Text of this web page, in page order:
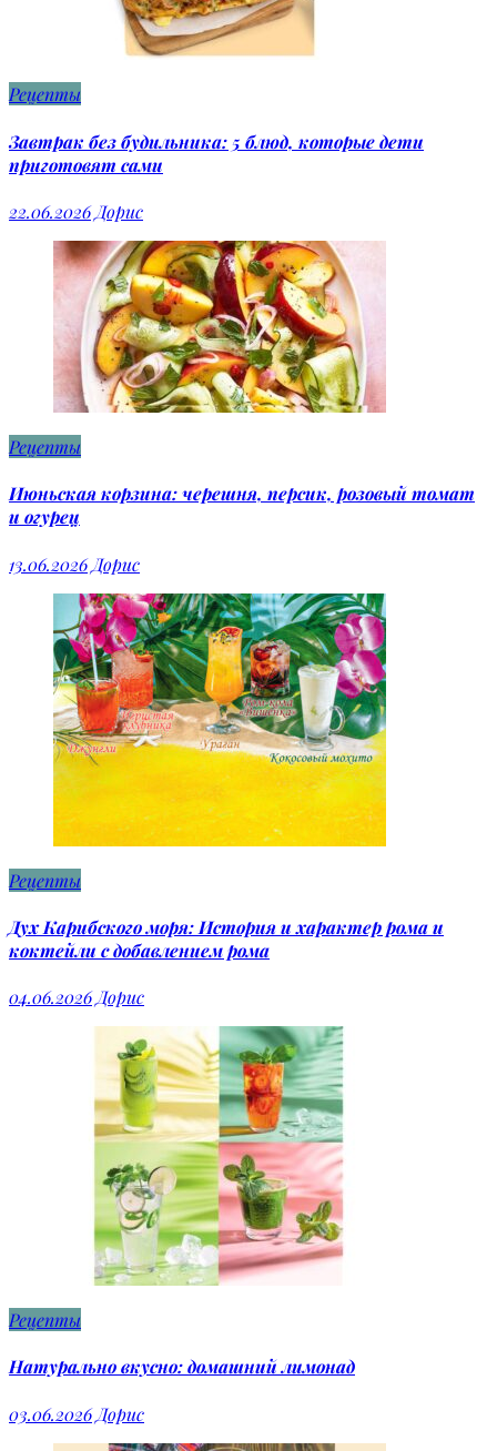
Рецепты
Завтрак без будильника: 5 блюд, которые дети
приготовят сами
22.06.2026 Дорис
Рецепты
Июньская корзина: черешня, персик, розовый томат
и огурец
13.06.2026 Дорис
Рецепты
Дух Карибского моря: История и характер рома и
коктейли с добавлением рома
04.06.2026 Дорис
Рецепты
Натурально вкусно: домашний лимонад
03.06.2026 Дорис